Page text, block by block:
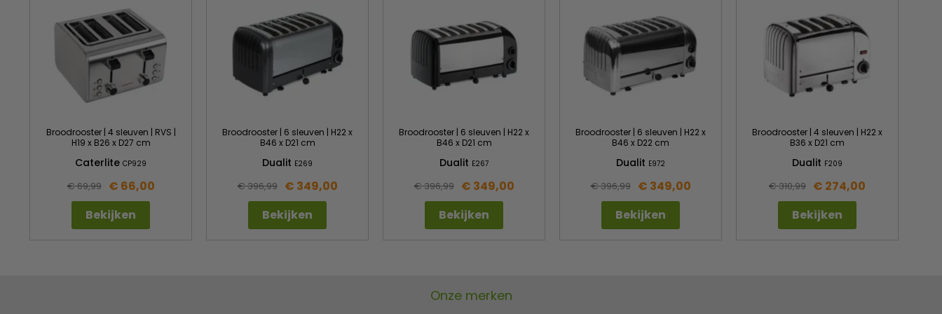
Broodrooster | 4 sleuven | RVS |
H19 x B26 x D27 cm
Caterlite CP929
€ 69,99
€ 66,00
Bekijken
Broodrooster | 6 sleuven | H22 x
B46 x D21 cm
Dualit E269
€ 396,99
€ 349,00
Bekijken
Broodrooster | 6 sleuven | H22 x
B46 x D21 cm
Dualit E267
€ 396,99
€ 349,00
Bekijken
Broodrooster | 6 sleuven | H22 x
B46 x D22 cm
Dualit E972
€ 396,99
€ 349,00
Bekijken
Broodrooster | 4 sleuven | H22 x
B36 x D21 cm
Dualit F209
€ 310,99 € 274,00
Bekijken
Onze merken